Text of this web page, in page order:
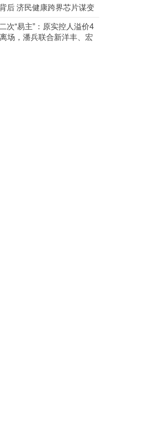
后 济民健康跨界芯片谋变
次“易主”：原实控人溢价4
离场，潘兵联合新洋丰、宏